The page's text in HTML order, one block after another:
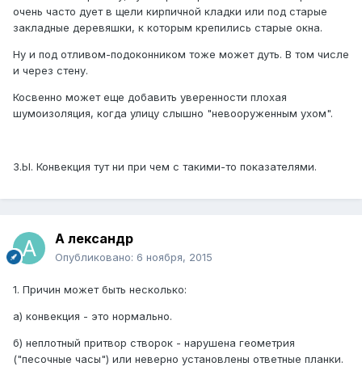
очень часто дует в щели кирпичной кладки или под старые
закладные деревяшки, к которым крепились старые окна.
Ну и под отливом-подоконником тоже может дуть. В том числе
и через стену.
Косвенно может еще добавить уверенности плохая
шумоизоляция, когда улицу слышно "невооруженным ухом".
З.Ы. Конвекция тут ни при чем с такими-то показателями.
А лександр
Опубликовано: 6 ноября, 2015
1. Причин может быть несколько:
а) конвекция - это нормально.
б) неплотный притвор створок - нарушена геометрия
("песочные часы") или неверно установлены ответные планки.